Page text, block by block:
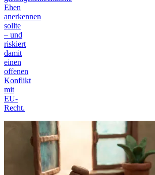
Ehen
anerkennen
sollte
– und
riskiert
damit
einen
offenen
Konflikt
mit
EU-
Recht.